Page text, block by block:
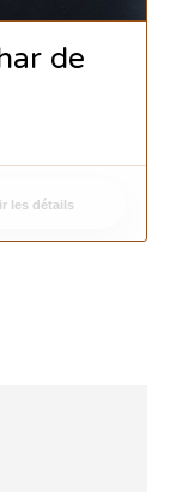
de
les détails